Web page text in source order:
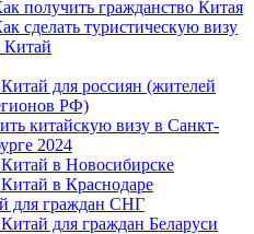
получить гражданство Китая
сделать туристическую визу
Китай
для россиян (жителей
РФ)
китайскую визу в Санкт-
2024
в Новосибирске
в Краснодаре
для граждан СНГ
для граждан Беларуси